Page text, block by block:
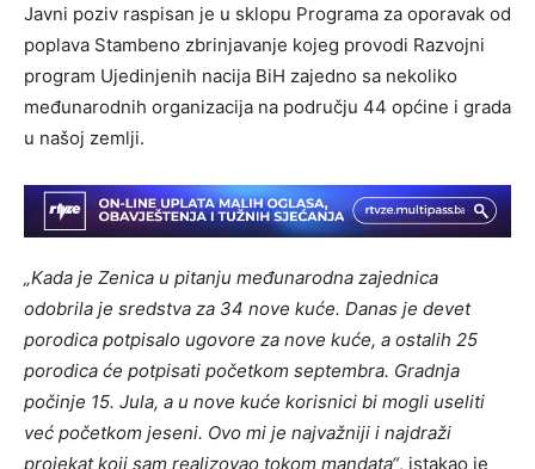
Javni poziv raspisan je u sklopu Programa za oporavak od
poplava Stambeno zbrinjavanje kojeg provodi Razvojni
program Ujedinjenih nacija BiH zajedno sa nekoliko
međunarodnih organizacija na području 44 općine i grada
u našoj zemlji.
„Kada je Zenica u pitanju međunarodna zajednica
odobrila je sredstva za 34 nove kuće. Danas je devet
porodica potpisalo ugovore za nove kuće, a ostalih 25
porodica će potpisati početkom septembra. Gradnja
počinje 15. Jula, a u nove kuće korisnici bi mogli useliti
već početkom jeseni. Ovo mi je najvažniji i najdraži
projekat koji sam realizovao tokom mandata“, istakao je